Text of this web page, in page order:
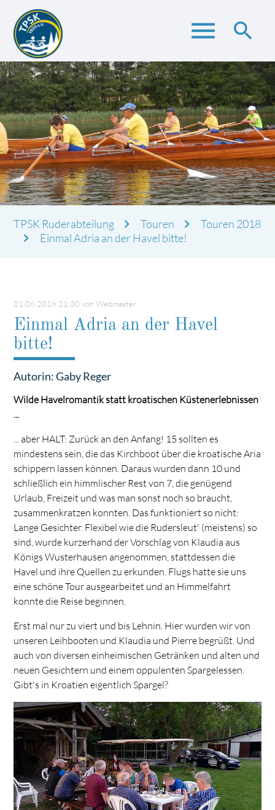
menu search
Suchbegriffe SUCHEN
TPSK Ruderabteilung Touren
Touren 2018
Einmal Adria an der Havel bitte!
01.06.2018 21:30 von Webmaster
Einmal Adria an der Havel
bitte!
Autorin: Gaby Reger
Wilde Havelromantik statt kroatischen Küstenerlebnissen
...
... aber HALT: Zurück an den Anfang! 15 sollten es
mindestens sein, die das Kirchboot über die kroatische Aria
schippern lassen können. Daraus wurden dann 10 und
schließlich ein himmlischer Rest von 7, die genügend
Urlaub, Freizeit und was man sonst noch so braucht,
zusammenkratzen konnten. Das funktioniert so nicht:
Lange Gesichter. Flexibel wie die Rudersleut' (meistens) so
sind, wurde kurzerhand der Vorschlag von Klaudia aus
Königs Wusterhausen angenommen, stattdessen die
Havel und ihre Quellen zu erkunden. Flugs hatte sie uns
eine schöne Tour ausgearbeitet und an Himmelfahrt
konnte die Reise beginnen.
Erst mal nur zu viert und bis Lehnin. Hier wurden wir von
unseren Leihbooten und Klaudia und Pierre begrüßt. Und
auch von diversen einheimischen Getränken und alten und
neuen Gesichtern und einem oppulenten Spargelessen.
Gibt's in Kroatien eigentlich Spargel?